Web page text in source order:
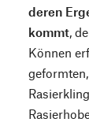
deren
kommt,
Können